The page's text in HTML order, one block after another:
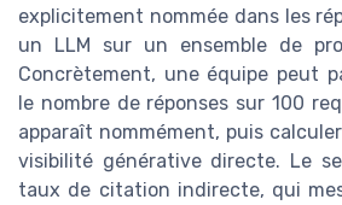
explicitement nommée dans les
un LLM sur un ensemble de
Concrètement, une équipe peut
le nombre de réponses sur 100
apparaît nommément, puis
visibilité générative directe. Le
taux de citation indirecte, qui